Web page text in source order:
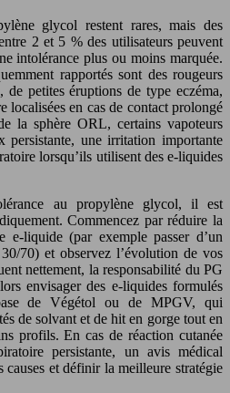
glycol restent rares, mais des
2 et 5 % des utilisateurs peuvent
intolérance plus ou moins marquée.
rapportés sont des rougeurs
de petites éruptions de type eczéma,
localisées en cas de contact prolongé
la sphère ORL, certains vapoteurs
persistante, une irritation importante
lorsqu’ils utilisent des e-liquides
au propylène glycol, il est
Commencez par réduire la
liquide (par exemple passer d’un
70) et observez l’évolution de vos
nettement, la responsabilité du PG
envisager des e-liquides formulés
de Végétol ou de MPGV, qui
de solvant et de hit en gorge tout en
profils. En cas de réaction cutanée
persistante, un avis médical
causes et définir la meilleure stratégie